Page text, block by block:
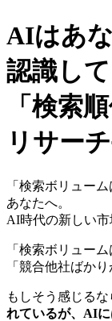
AIはあ
認識し
「検索
リサー
「検索ボリュー
あなたへ。
AI時代の新しい市
「検索ボリュー
「競合他社ばか
もしそう感じる
れているが、AIに